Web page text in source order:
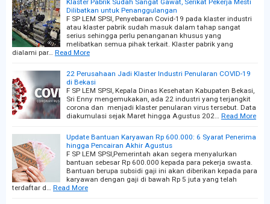
Klaster Pabrik Sudah Sangat Gawat, Serikat Pekerja Mesti
Dilibatkan untuk Penanggulangan
F SP LEM SPSI, Penyebaran Covid-19 pada klaster industri
atau klaster pabrik sudah masuk dalam tahap sangat
serius sehingga perlu penanganan khusus yang
melibatkan semua pihak terkait. Klaster pabrik yang
dialami par… Read More
22 Perusahaan Jadi Klaster Industri Penularan COVID-19
di Bekasi
F SP LEM SPSI, Kepala Dinas Kesehatan Kabupaten Bekasi,
Sri Enny mengemukakan, ada 22 industri yang terjangkit
corona dan menjadi klaster penularan virus tersebut. Data
diakumulasi sejak Maret hingga Agustus 202… Read More
Update Bantuan Karyawan Rp 600.000: 6 Syarat Penerima
hingga Pencairan Akhir Agustus
F SP LEM SPSI,Pemerintah akan segera menyalurkan
bantuan sebesar Rp 600.000 kepada para pekerja swasta.
Bantuan berupa subsidi gaji ini akan diberikan kepada para
karyawan dengan gaji di bawah Rp 5 juta yang telah
terdaftar d… Read More